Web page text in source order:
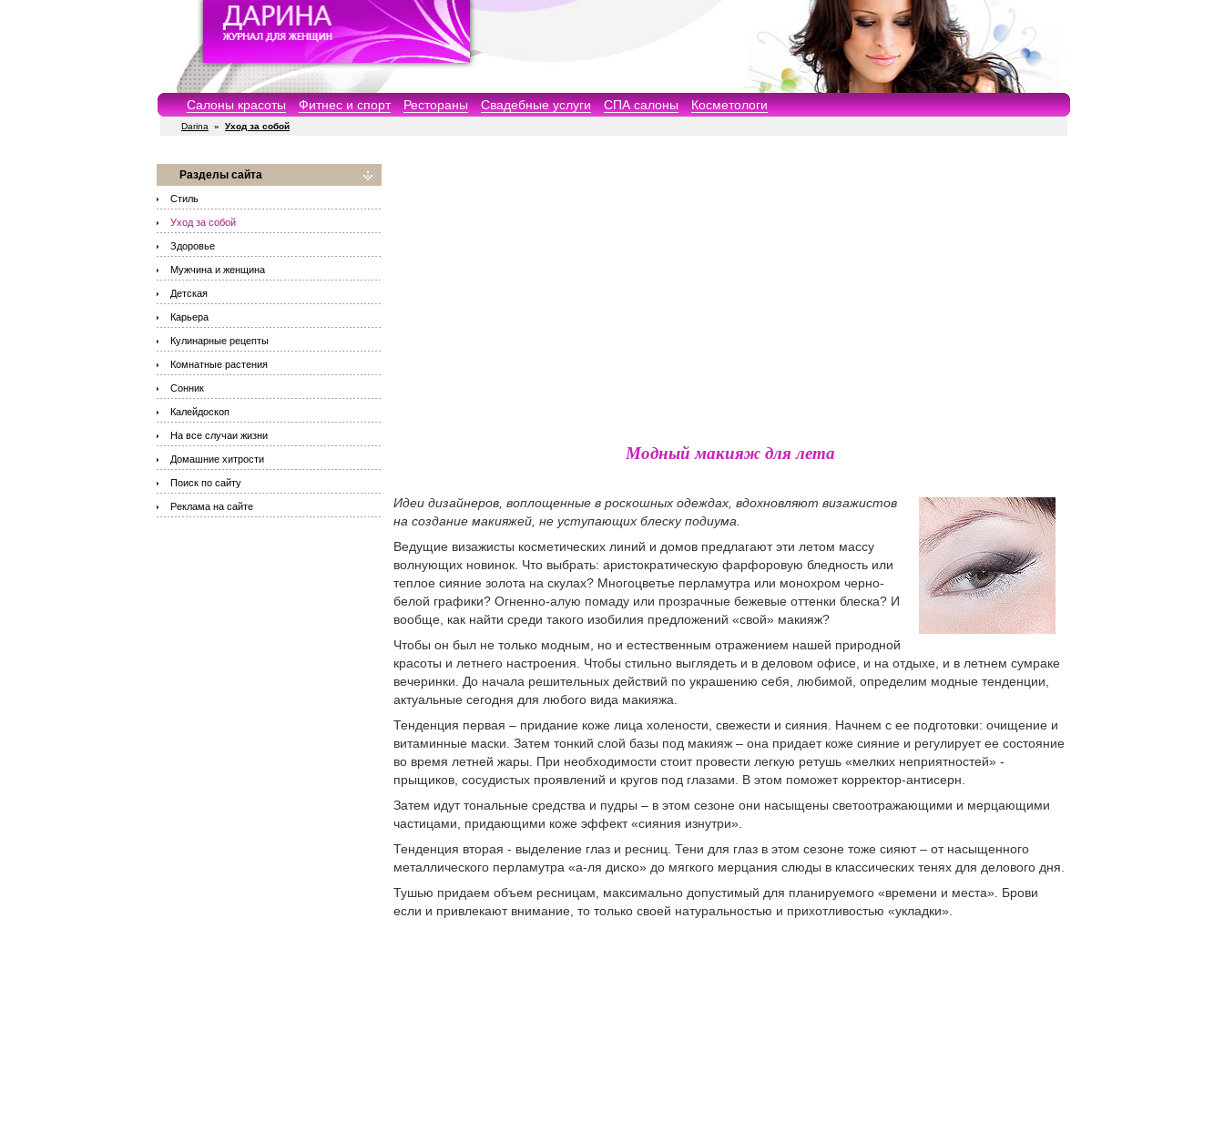
Салоны красоты Фитнес и спорт Рестораны Свадебные услуги СПА салоны Косметологи
Darina » Уход за собой
Разделы сайта
Стиль
Уход за собой
Здоровье
Мужчина и женщина
Детская
Карьера
Кулинарные рецепты
Комнатные растения
Сонник
Калейдоскоп
На все случаи жизни
Домашние хитрости
Поиск по сайту
Реклама на сайте
Модный макияж для лета
Идеи дизайнеров, воплощенные в роскошных одеждах, вдохновляют визажистов
на создание макияжей, не уступающих блеску подиума.
Ведущие визажисты косметических линий и домов предлагают эти летом массу
волнующих новинок. Что выбрать: аристократическую фарфоровую бледность или
теплое сияние золота на скулах? Многоцветье перламутра или монохром черно-
белой графики? Огненно-алую помаду или прозрачные бежевые оттенки блеска? И
вообще, как найти среди такого изобилия предложений «свой» макияж?
Чтобы он был не только модным, но и естественным отражением нашей природной
красоты и летнего настроения. Чтобы стильно выглядеть и в деловом офисе, и на отдыхе, и в летнем сумраке
вечеринки. До начала решительных действий по украшению себя, любимой, определим модные тенденции,
актуальные сегодня для любого вида макияжа.
Тенденция первая – придание коже лица холености, свежести и сияния. Начнем с ее подготовки: очищение и
витаминные маски. Затем тонкий слой базы под макияж – она придает коже сияние и регулирует ее состояние
во время летней жары. При необходимости стоит провести легкую ретушь «мелких неприятностей» -
прыщиков, сосудистых проявлений и кругов под глазами. В этом поможет корректор-антисерн.
Затем идут тональные средства и пудры – в этом сезоне они насыщены светоотражающими и мерцающими
частицами, придающими коже эффект «сияния изнутри».
Тенденция вторая - выделение глаз и ресниц. Тени для глаз в этом сезоне тоже сияют – от насыщенного
металлического перламутра «а-ля диско» до мягкого мерцания слюды в классических тенях для делового дня.
Тушью придаем объем ресницам, максимально допустимый для планируемого «времени и места». Брови
если и привлекают внимание, то только своей натуральностью и прихотливостью «укладки».